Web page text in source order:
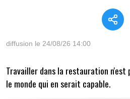
diffusion le 24/08/26 14:00
Travailler dans la restauration
le monde qui en serait capable.